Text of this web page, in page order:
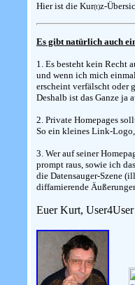
Hier ist die Kur(t)z-
Es gibt natürlich auch
1. Es besteht kein Recht
und wenn ich mich
erscheint verfälscht oder
Deshalb ist das Ganze ja
2. Private Homepages
So ein kleines Link-
3. Wer auf seiner
prompt raus, sowie ich
die Datensauger-Szene
diffamierende
Euer Kurt, User4User